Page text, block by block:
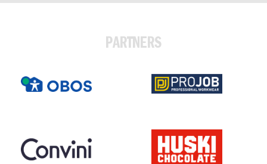
PARTNERS